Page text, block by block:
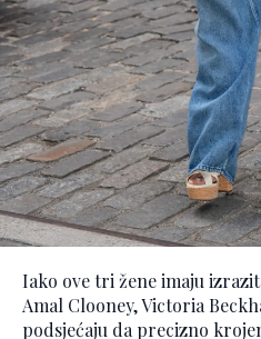
Iako ove tri žene imaju
Amal Clooney, Victoria
podsjećaju da precizno